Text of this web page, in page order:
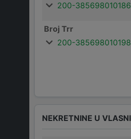
200-
Broj Trr
200-
NEKRETNINE U